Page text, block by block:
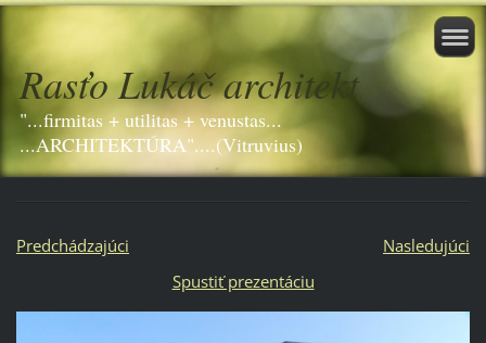
Rasťo Lukáč architekt
"...firmitas + utilitas + venustas...
...ARCHITEKTÚRA"....(Vitruvius)
Predchádzajúci
Nasledujúci
Spustiť prezentáciu